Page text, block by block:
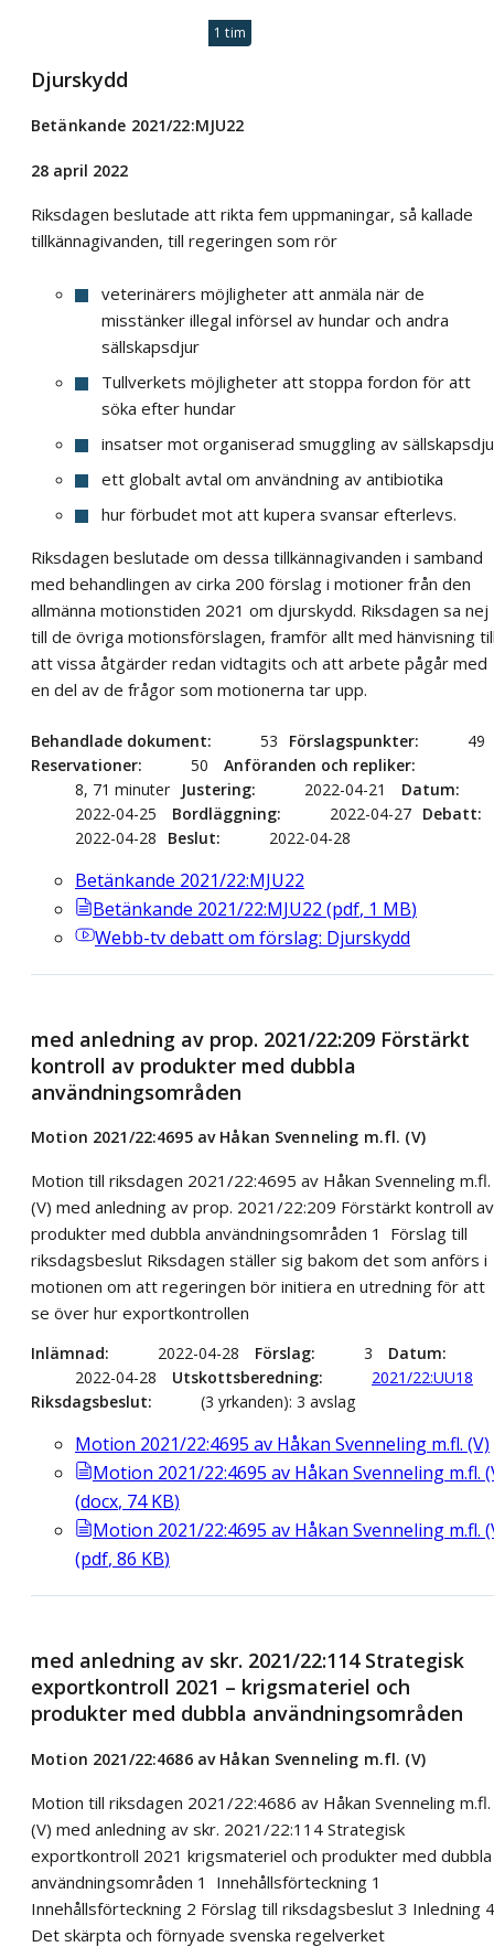
1 tim
Djurskydd
Betänkande 2021/22:MJU22
28 april 2022
Riksdagen beslutade att rikta fem uppmaningar, så kallade
tillkännagivanden, till regeringen som rör
veterinärers möjligheter att anmäla när de
misstänker illegal införsel av hundar och andra
sällskapsdjur
Tullverkets möjligheter att stoppa fordon för att
söka efter hundar
insatser mot organiserad smuggling av
ett globalt avtal om användning av antibiotika
hur förbudet mot att kupera svansar efterlevs.
Riksdagen beslutade om dessa tillkännagivanden i samband
med behandlingen av cirka 200 förslag i motioner från den
allmänna motionstiden 2021 om djurskydd. Riksdagen sa nej
till de övriga motionsförslagen, framför allt med hänvisning
att vissa åtgärder redan vidtagits och att arbete pågår med
en del av de frågor som motionerna tar upp.
Behandlade dokument 53 Förslagspunkter
49
Reservationer
50
Anföranden och repliker
8, 71 minuter
Justering 2022-04-21
Datum
2022-04-25
Bordläggning 2022-04-27 Debatt
2022-04-28
Beslut 2022-04-28
Betänkande 2021/22:MJU22
Betänkande 2021/22:MJU22 (pdf, 1 MB)
Webb-tvdebatt om förslag: Djurskydd
med anledning av prop. 2021/22:209 Förstärkt
kontroll av produkter med dubbla
användningsområden
Motion 2021/22:4695 av Håkan Svenneling m.fl. (V)
Motion till riksdagen 2021/22:4695 av Håkan Svenneling m.fl.
(V) med anledning av prop. 2021/22:209 Förstärkt kontroll av
produkter med dubbla användningsområden 1 Förslag till
riksdagsbeslut Riksdagen ställer sig bakom det som anförs i
motionen om att regeringen bör initiera en utredning för att
se över hur exportkontrollen
Inlämnad 2022-04-28 Förslag 3
Datum
2022-04-28
Utskottsberedning
2021/22:UU18
Riksdagsbeslut
(3 yrkanden): 3 avslag
Motion 2021/22:4695 av Håkan Svenneling m.fl. (V)
Motion 2021/22:4695 av Håkan Svenneling m.fl.
(docx, 74 KB)
Motion 2021/22:4695 av Håkan Svenneling m.fl.
(pdf, 86 KB)
med anledning av skr. 2021/22:114 Strategisk
exportkontroll 2021 – krigsmateriel och
produkter med dubbla användningsområden
Motion 2021/22:4686 av Håkan Svenneling m.fl. (V)
Motion till riksdagen 2021/22:4686 av Håkan Svenneling m.fl.
(V) med anledning av skr. 2021/22:114 Strategisk
exportkontroll 2021 krigsmateriel och produkter med dubbla
användningsområden 1 Innehållsförteckning 1
Innehållsförteckning 2 Förslag till riksdagsbeslut 3 Inledning 4
Det skärpta och förnyade svenska regelverket